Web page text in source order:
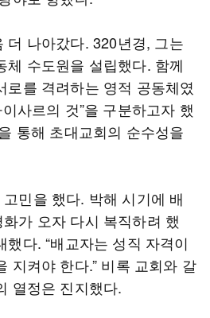
더 나아갔다. 320년경, 그는
체 수도원을 설립했다. 함께
로를 격려하는 영적 공동체였
사르의 것”을 구분하고자 했
통해 초대교회의 순수성을
민을 했다. 박해 시기에 배
가 오자 다시 복직하려 했
다. “배교자는 성직 자격이
지켜야 한다.” 비록 교회와 갈
열정은 진지했다.